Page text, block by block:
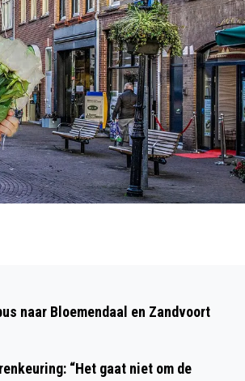
BLUES'
naar Bloemendaal en Zandvoort
“Het gaat niet om de